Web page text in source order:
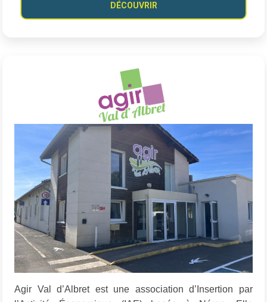
DÉCOUVRIR
Agir Val d’Albret est une association d’Insertion par